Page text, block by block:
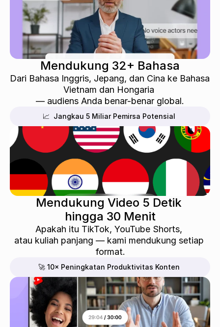
Mendukung 32+ Bahasa
Dari Bahasa Inggris, Jepang, dan Cina ke Bahasa
Vietnam dan Hongaria
— audiens Anda benar-benar global.
📈  Jangkau 5 Miliar Pemirsa Potensial
Mendukung Video 5 Detik
hingga 30 Menit
Apakah itu TikTok, YouTube Shorts,
atau kuliah panjang — kami mendukung setiap
format.
🚀 10× Peningkatan Produktivitas Konten